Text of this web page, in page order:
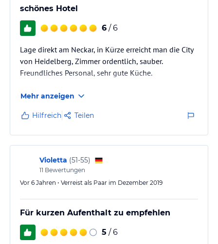
schönes Hotel
6 / 6
Lage direkt am Neckar, in Kürze erreicht man die City
von Heidelberg, Zimmer ordentlich, sauber.
Freundliches Personal, sehr gute Küche.
Mehr anzeigen
Hilfreich Teilen
Violetta (51-55)
11 Bewertungen
Vor 6 Jahren • Verreist als Paar im Dezember 2019
Für kurzen Aufenthalt zu empfehlen
5 / 6